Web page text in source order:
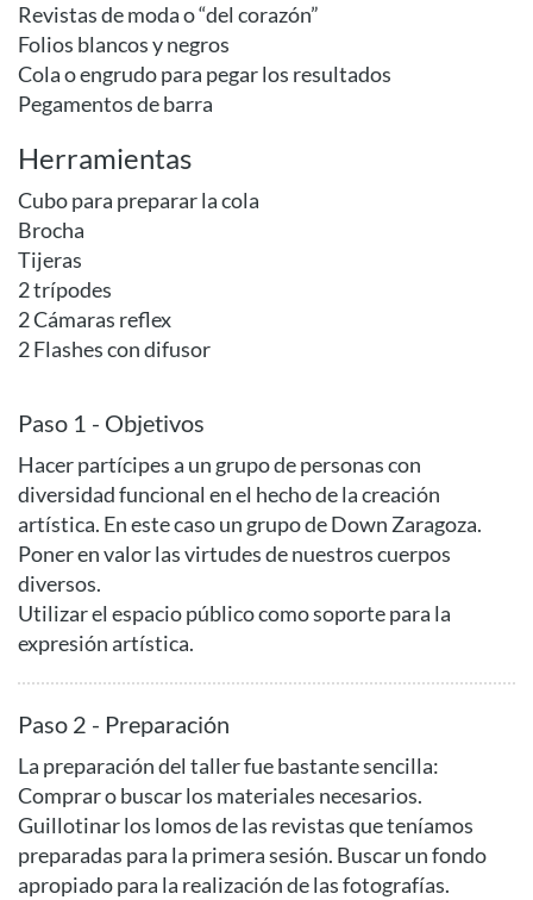
Revistas de moda o “del corazón”
Folios blancos y negros
Cola o engrudo para pegar los resultados
Pegamentos de barra
Herramientas
Cubo para preparar la cola
Brocha
Tijeras
2 trípodes
2 Cámaras reflex
2 Flashes con difusor
Paso 1 - Objetivos
Hacer partícipes a un grupo de personas con
diversidad funcional en el hecho de la creación
artística. En este caso un grupo de Down Zaragoza.
Poner en valor las virtudes de nuestros cuerpos
diversos.
Utilizar el espacio público como soporte para la
expresión artística.
Paso 2 - Preparación
La preparación del taller fue bastante sencilla:
Comprar o buscar los materiales necesarios.
Guillotinar los lomos de las revistas que teníamos
preparadas para la primera sesión. Buscar un fondo
apropiado para la realización de las fotografías.